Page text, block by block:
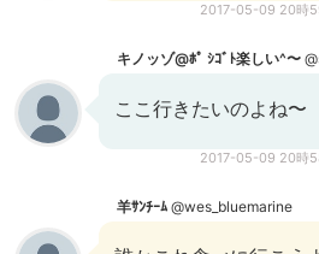
2017-05-09 20時
キノッゾ@ﾎﾟ ｼｺﾞﾄ楽しい^〜
ここ行きたいのよね〜
2017-05-09 20時
羊ｻﾝﾁｰﾑ @wes_bluemarine